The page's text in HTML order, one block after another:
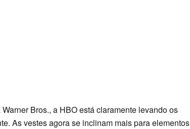
Bros., a HBO está claramente levando os
As vestes agora se inclinam mais para elementos